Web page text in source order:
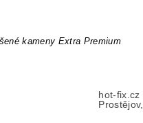
kameny Extra Premium
hot-fix.cz